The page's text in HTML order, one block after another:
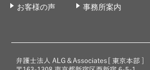
お客様の声
事務所案内